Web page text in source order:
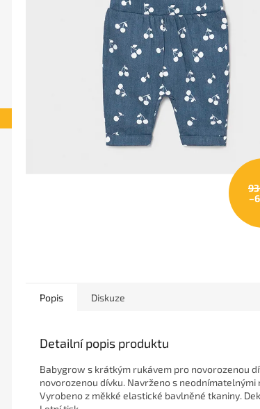
Popis Diskuze
Detailní popis produktu
Babygrow s krátkým rukávem pro novorozenou
novorozenou dívku. Navrženo s neodnímatelnými
Vyrobeno z měkké elastické bavlněné tkaniny.